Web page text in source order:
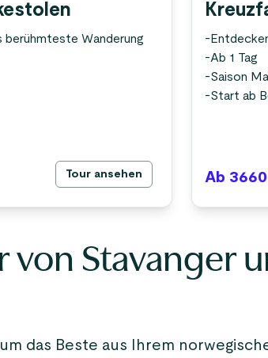
berühmteste Wanderung
Tour ansehen
-
-Ab 1 Tag
-Saison
-Start ab
Ab 3660
von Stavanger
das Beste aus Ihrem